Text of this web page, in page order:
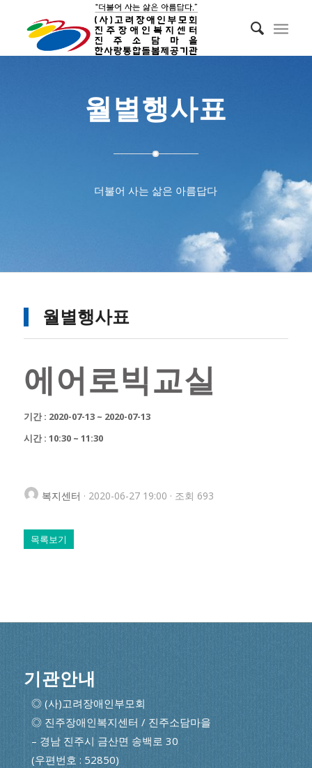
월별행사표
더불어 사는 삶은 아름답다
월별행사표
에어로빅교실
기간 : 2020-07-13 ~ 2020-07-13
시간 : 10:30 ~ 11:30
복지센터 · 2020-06-27 19:00 · 조회 693
목록보기
기관안내
◎ (사)고려장애인부모회
◎ 진주장애인복지센터 / 진주소담마을
– 경남 진주시 금산면 송백로 30
(우편번호 : 52850)